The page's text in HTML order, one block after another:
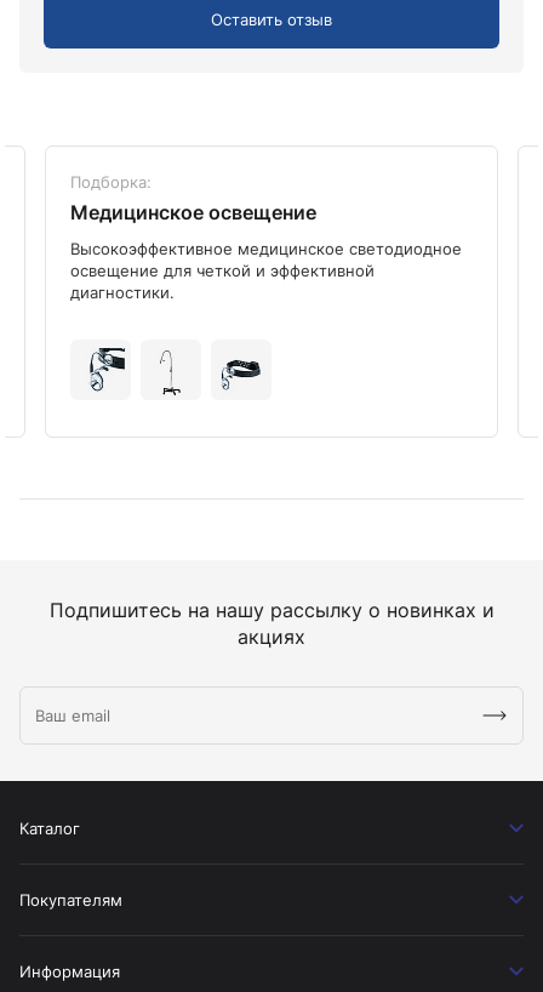
Оставить отзыв
Подборка:
Медицинское освещение
Высокоэффективное медицинское светодиодное
освещение для четкой и эффективной
диагностики.
Подпишитесь на нашу рассылку о новинках и
акциях
Каталог
Покупателям
Информация